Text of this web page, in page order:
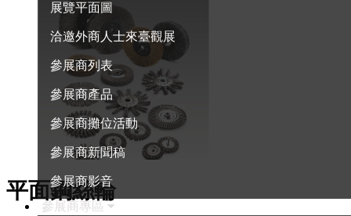
展覽平面圖
洽邀外商人士來臺觀展
參展商列表
參展商產品
參展商攤位活動
參展商新聞稿
參展商影音
參展商專區
平面鋼絲輪